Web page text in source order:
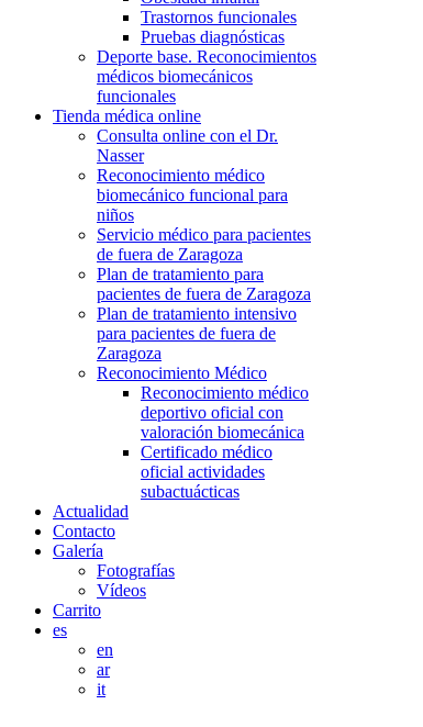
Trastornos funcionales
Pruebas diagnósticas
Deporte base. Reconocimientos
médicos biomecánicos
funcionales
Tienda médica online
Consulta online con el Dr.
Nasser
Reconocimiento médico
biomecánico funcional para
niños
Servicio médico para pacientes
de fuera de Zaragoza
Plan de tratamiento para
pacientes de fuera de Zaragoza
Plan de tratamiento intensivo
para pacientes de fuera de
Zaragoza
Reconocimiento Médico
Reconocimiento médico
deportivo oficial con
valoración biomecánica
Certificado médico
oficial actividades
subactuácticas
Actualidad
Contacto
Galería
Fotografías
Vídeos
Carrito
es
en
ar
it